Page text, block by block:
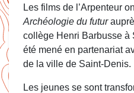
Les films de l’Arpenteur
Archéologie du futur
collège Henri Barbusse à
été mené en partenariat
de la ville de Saint-Denis.
Les jeunes se sont